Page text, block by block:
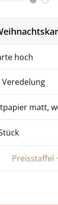
hoch
matt,
Preisstaffel